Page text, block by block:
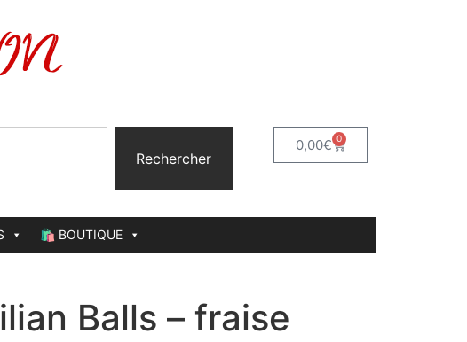
Rechercher
0,00€ 0
🛍️ BOUTIQUE
Balls – fraise